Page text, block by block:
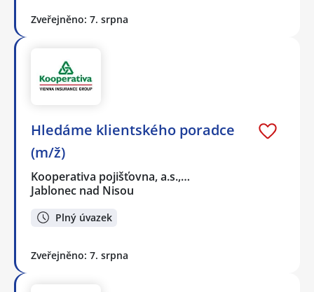
Zveřejněno: 7. srpna
Hledáme klientského poradce
(m/ž)
Kooperativa pojišťovna, a.s.,…
Jablonec nad Nisou
Plný úvazek
Zveřejněno: 7. srpna